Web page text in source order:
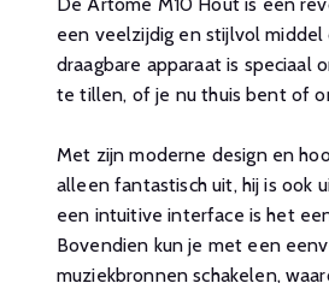
een veelzijdig en stijlvol
draagbare apparaat is speciaal
te tillen, of je nu thuis bent of
Met zijn moderne design en
alleen fantastisch uit, hij is ook
een intuitive interface is het
Bovendien kun je met een
muziekbronnen schakelen,